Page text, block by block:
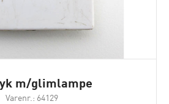
m/glimlampe
Varenr.: 64129